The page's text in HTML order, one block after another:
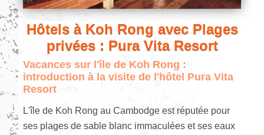
Hôtels à Koh Rong avec Plages
privées : Pura Vita Resort
Vacances sur l'île de Koh Rong :
introduction à la visite de l'hôtel Pura Vita
Resort
L'île de Koh Rong au Cambodge est réputée pour
ses plages de sable blanc immaculées et ses eaux